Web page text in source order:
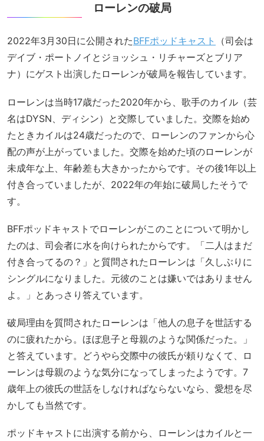
ローレンの破局
2022年3月30日に公開されたBFFポッドキャスト
（司会は
デイブ・ポートノイとジョッシュ・リチャーズとブリア
ナ）にゲスト出演したローレンが破局を報告しています。
ローレンは当時17歳だった2020年から、歌手のカイル（芸
名はDYSN、ディシン）と交際していました。交際を始め
たときカイルは24歳だったので、ローレンのファンから心
配の声が上がっていました。交際を始めた頃のローレンが
未成年な上、年齢差も大きかったからです。その後1年以上
付き合っていましたが、2022年の年始に破局したそうで
す。
BFFポッドキャストでローレンがこのことについて明かし
たのは、司会者に水を向けられたからです。「二人はまだ
付き合ってるの？」と質問されたローレンは「久しぶりに
シングルになりました。元彼のことは嫌いではありません
よ。」とあっさり答えています。
破局理由を質問されたローレンは「他人の息子を世話する
のに疲れたから。ほぼ息子と母親のような関係だった。」
と答えています。どうやら交際中の彼氏が頼りなくて、ロ
ーレンは母親のような気分になってしまったようです。7
歳年上の彼氏の世話をしなければならないなら、愛想を尽
かしても当然です。
ポッドキャストに出演する前から、ローレンはカイルと一